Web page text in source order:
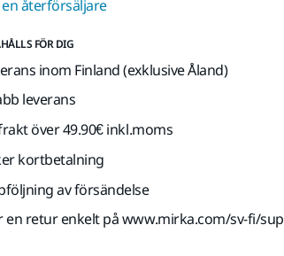
återförsäljare
FÖR DIG
inom Finland (exklusive Åland)
leverans
över 49.90€ inkl.moms
kortbetalning
av försändelse
en retur enkelt på www.mirka.com/sv-fi/